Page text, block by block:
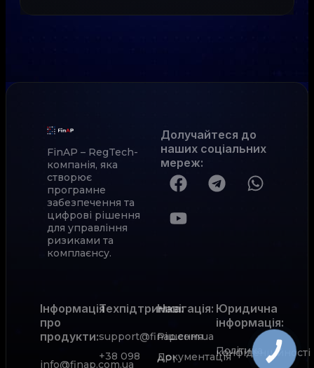
FinAP – RegTech-
компанія, яка
створює
програмне
забезпечення та
цифрові рішення
для управління
ризиками та
комплаєнсу.
Долучайтеся до
наших соціальних
мереж:
Інформація
про
продукти:
info@finap.com.ua
Техпідтримка:
support@finap.com.ua
+38 098
Рішення
Документація
АРІ
Навігація: Юридична
інформація:
Політика
конфіденційності